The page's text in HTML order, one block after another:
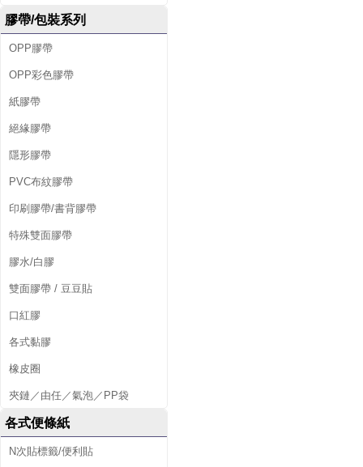
膠帶/包裝系列
OPP膠帶
OPP彩色膠帶
紙膠帶
絕緣膠帶
隱形膠帶
PVC布紋膠帶
印刷膠帶/書背膠帶
特殊雙面膠帶
膠水/白膠
雙面膠帶 / 豆豆貼
口紅膠
各式黏膠
橡皮圈
夾鏈／由任／氣泡／PP袋
各式便條紙
N次貼標籤/便利貼